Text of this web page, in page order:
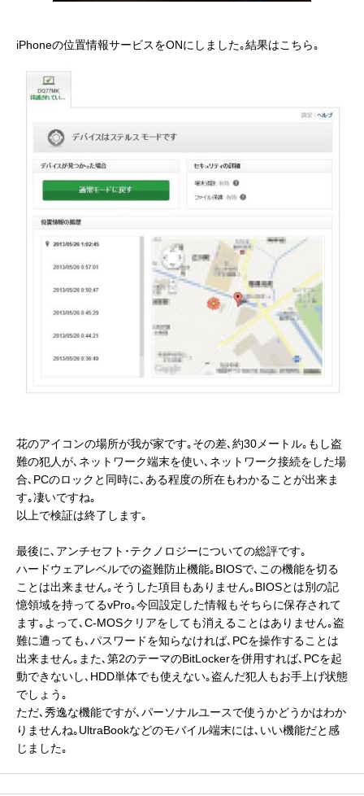
iPhoneの位置情報サービスをONにしました｡結果はこちら｡
花のアイコンの場所が我が家です｡その差､約30メートル｡もし盗
難の犯人が､ネットワーク端末を使い､ネットワーク接続をした場
合､PCのロックと同時に､ある程度の所在もわかることが出来ま
す｡凄いですね｡
以上で検証は終了します｡
最後に､アンチセフト･テクノロジーについての総評です｡
ハードウェアレベルでの盗難防止機能｡BIOSで､この機能を切る
ことは出来ません｡そうした項目もありません｡BIOSとは別の記
憶領域を持ってるvPro｡今回設定した情報もそちらに保存されて
ます｡よって､C-MOSクリアをしても消えることはありません｡盗
難に遭っても､パスワードを知らなければ､PCを操作することは
出来ません｡また､第2のテーマのBitLockerを併用すれば､PCを起
動できないし､HDD単体でも使えない｡盗んだ犯人もお手上げ状態
でしょう｡
ただ､秀逸な機能ですが､パーソナルユースで使うかどうかはわか
りませんね｡UltraBookなどのモバイル端末には､いい機能だと感
じました｡